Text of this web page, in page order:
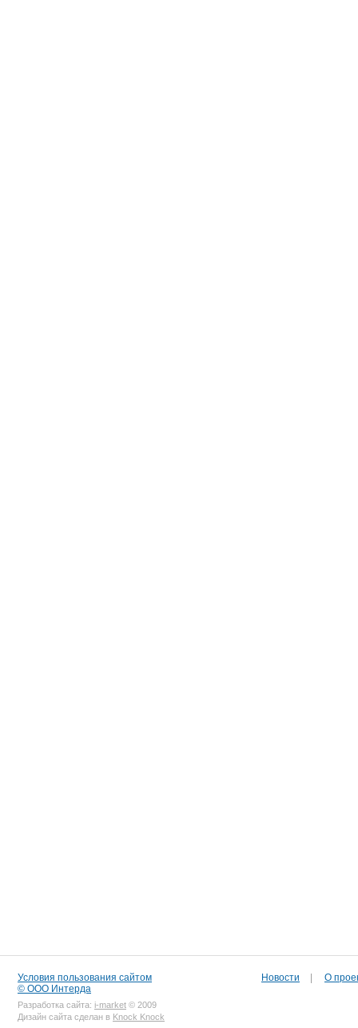
Условия пользования сайтом
© ООО Интерда
Разработка сайта: i-market © 2009
Дизайн сайта сделан в Knock Knock
Новости О